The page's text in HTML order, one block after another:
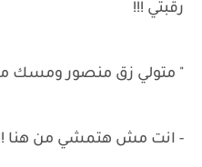
رقبتي !!!
" متولي زق منصور ومسك
- انت مش هتمشي من هنا